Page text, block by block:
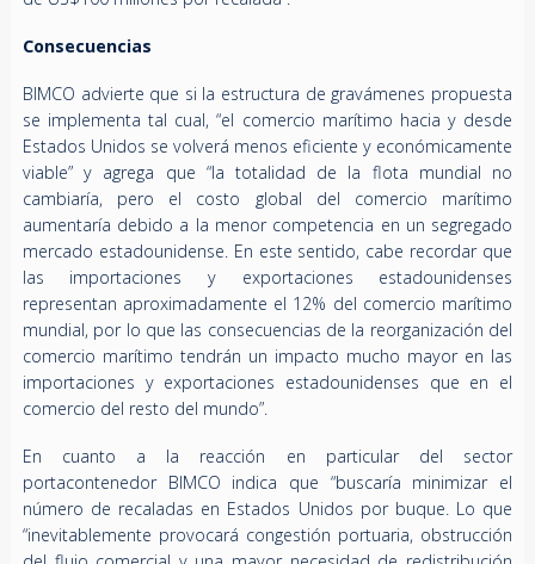
Consecuencias
BIMCO advierte que si la estructura de gravámenes propuesta
se implementa tal cual, “el comercio marítimo hacia y desde
Estados Unidos se volverá menos eficiente y económicamente
viable” y agrega que “la totalidad de la flota mundial no
cambiaría, pero el costo global del comercio marítimo
aumentaría debido a la menor competencia en un segregado
mercado estadounidense. En este sentido, cabe recordar que
las importaciones y exportaciones estadounidenses
representan aproximadamente el 12% del comercio marítimo
mundial, por lo que las consecuencias de la reorganización del
comercio marítimo tendrán un impacto mucho mayor en las
importaciones y exportaciones estadounidenses que en el
comercio del resto del mundo”.
En cuanto a la reacción en particular del sector
portacontenedor BIMCO indica que “buscaría minimizar el
número de recaladas en Estados Unidos por buque. Lo que
“inevitablemente provocará congestión portuaria, obstrucción